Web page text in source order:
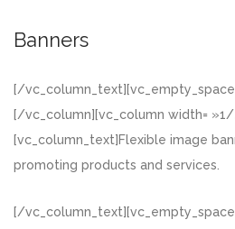
Banners
[/vc_column_text][vc_empty_space
[/vc_column][vc_column width= »1/
[vc_column_text]Flexible image
promoting products and services.
[/